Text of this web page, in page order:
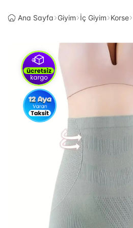
Ana Sayfa Giyim İç Giyim Korse